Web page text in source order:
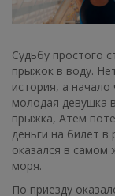
Судьбу простого
прыжок в воду.
история, а
молодая девушка
прыжка, Атем
деньги на билет
оказался в самом
моря.
По приезду